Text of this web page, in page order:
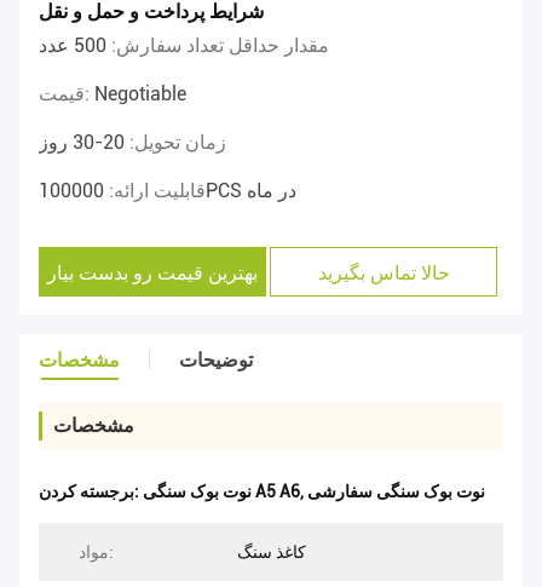
شرایط پرداخت و حمل و نقل
مقدار حداقل تعداد سفارش: 500 عدد
قیمت: Negotiable
زمان تحویل: 20-30 روز
قابلیت ارائه: 100000PCS در ماه
بهترین قیمت رو بدست بیار حالا تماس بگیرید
مشخصات توضیحات
مشخصات
برجسته کردن: نوت بوک سنگی A5 A6, نوت بوک سنگی سفارشی
مواد: کاغذ سنگ